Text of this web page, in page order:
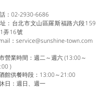
：02-2930-6686
：台北市文山區羅斯福路六段159
弄16號
： service@sunshine-town.com
營業時間：週二～週六 (13:00～
)
館供餐時段：13:00～21:00
日：週日、週一